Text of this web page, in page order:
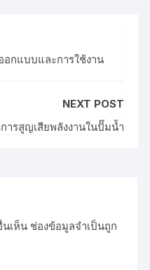
อกแบบและการใช้งาน
NEXT POST
ารสูญเสียพลังงานในปั๊มน้ำ
เห็น ช่องข้อมูลจำเป็นถูก